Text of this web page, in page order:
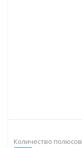
Количество полюсов